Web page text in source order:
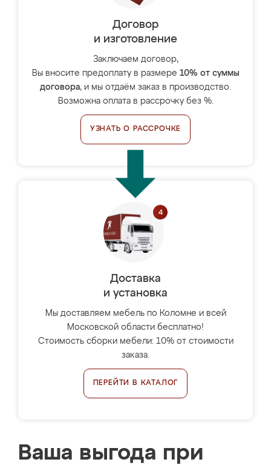
Договор
и изготовление
Заключаем договор,
Вы вносите предоплату в размере 10% от суммы
договора, и мы отдаём заказ в производство.
Возможна оплата в рассрочку без %.
УЗНАТЬ О РАССРОЧКЕ
Доставка
и установка
Мы доставляем мебель по Коломне и всей
Московской области бесплатно!
Стоимость сборки мебели: 10% от стоимости
заказа.
ПЕРЕЙТИ В КАТАЛОГ
Ваша выгода при